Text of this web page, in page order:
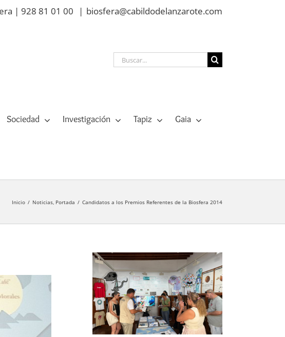
| 928 81 01 00 | biosfera@cabildodelanzarote.com
Buscar:
Sociedad Investigación Tapiz Gaia
Inicio Noticias Portada Candidatos a los Premios Referentes de la Biosfera 2014